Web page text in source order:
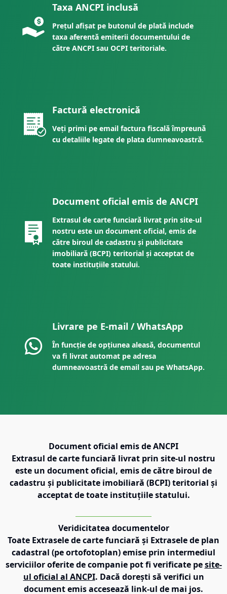
Taxa ANCPI inclusă
Prețul afișat pe butonul de plată include
taxa aferentă emiterii documentului de
către ANCPI sau OCPI teritoriale.
Factură electronică
Veți primi pe email factura fiscală împreună
cu detaliile legate de plata dumneavoastră.
Document oficial emis de ANCPI
Extrasul de carte funciară livrat prin site-ul
nostru este un document oficial, emis de
către biroul de cadastru și publicitate
imobiliară (BCPI) teritorial și acceptat de
toate instituțiile statului.
Livrare pe E-mail / WhatsApp
În funcție de opțiunea aleasă, documentul
va fi livrat automat pe adresa
dumneavoastră de email sau pe WhatsApp.
Document oficial emis de ANCPI
Extrasul de carte funciară livrat prin site-ul nostru
este un document oficial, emis de către biroul de
cadastru și publicitate imobiliară (BCPI) teritorial și
acceptat de toate instituțiile statului.
Veridicitatea documentelor
Toate Extrasele de carte funciară și Extrasele de plan
cadastral (pe ortofotoplan) emise prin intermediul
serviciilor oferite de companie pot fi verificate pe site-
ul oficial al ANCPI. Dacă dorești să verifici un
document emis accesează link-ul de mai jos.